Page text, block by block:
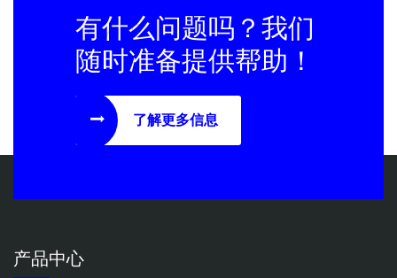
有什么问题吗？我们
随时准备提供帮助！
了解更多信息
产品中心